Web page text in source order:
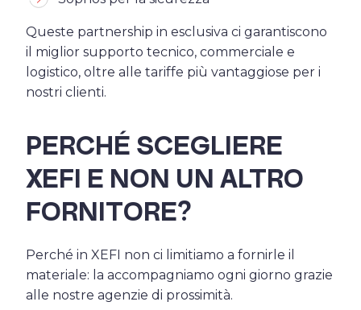
Queste partnership in esclusiva ci garantiscono
il miglior supporto tecnico, commerciale e
logistico, oltre alle tariffe più vantaggiose per i
nostri clienti.
PERCHÉ SCEGLIERE
XEFI E NON UN ALTRO
FORNITORE?
Perché in XEFI non ci limitiamo a fornirle il
materiale: la accompagniamo ogni giorno grazie
alle nostre agenzie di prossimità.